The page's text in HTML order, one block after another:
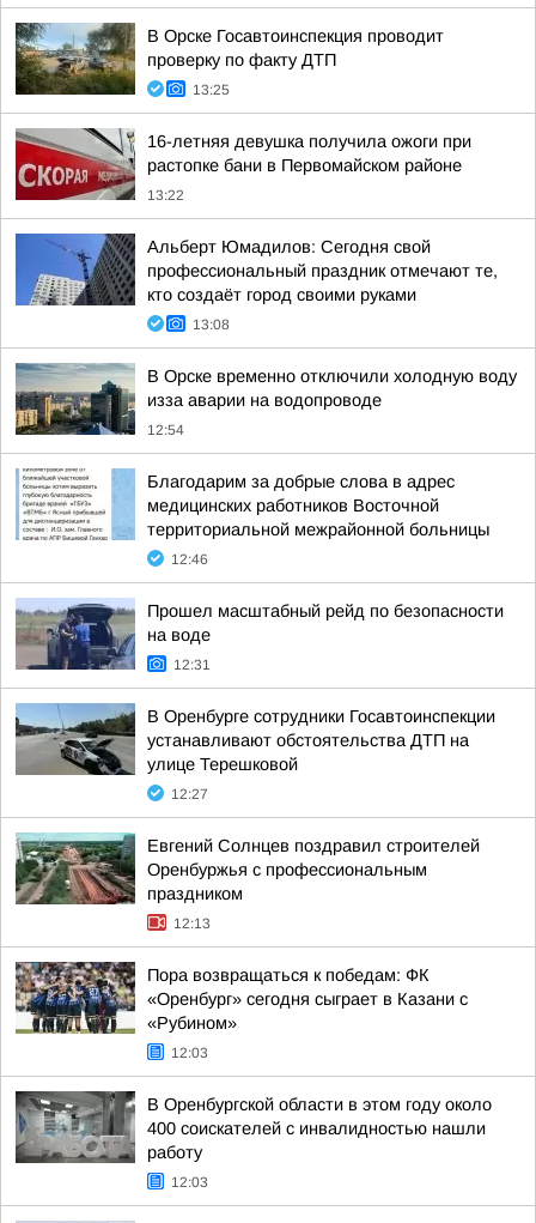
В Орске Госавтоинспекция проводит
проверку по факту ДТП
13:25
16-летняя девушка получила ожоги при
растопке бани в Первомайском районе
13:22
Альберт Юмадилов: Сегодня свой
профессиональный праздник отмечают те,
кто создаёт город своими руками
13:08
В Орске временно отключили холодную воду
изза аварии на водопроводе
12:54
Благодарим за добрые слова в адрес
медицинских работников Восточной
территориальной межрайонной больницы
12:46
Прошел масштабный рейд по безопасности
на воде
12:31
В Оренбурге сотрудники Госавтоинспекции
устанавливают обстоятельства ДТП на
улице Терешковой
12:27
Евгений Солнцев поздравил строителей
Оренбуржья с профессиональным
праздником
12:13
Пора возвращаться к победам: ФК
«Оренбург» сегодня сыграет в Казани с
«Рубином»
12:03
В Оренбургской области в этом году около
400 соискателей с инвалидностью нашли
работу
12:03